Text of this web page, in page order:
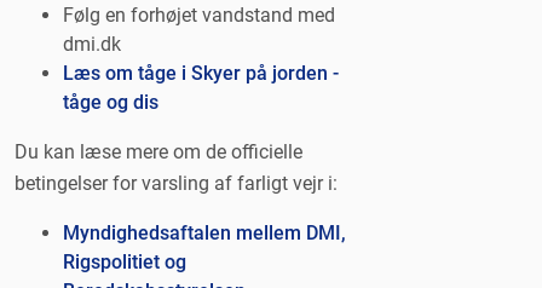
Følg en forhøjet vandstand med
dmi.dk
Læs om tåge i Skyer på jorden -
tåge og dis
Du kan læse mere om de officielle
betingelser for varsling af farligt vejr i:
Myndighedsaftalen mellem DMI,
Rigspolitiet og